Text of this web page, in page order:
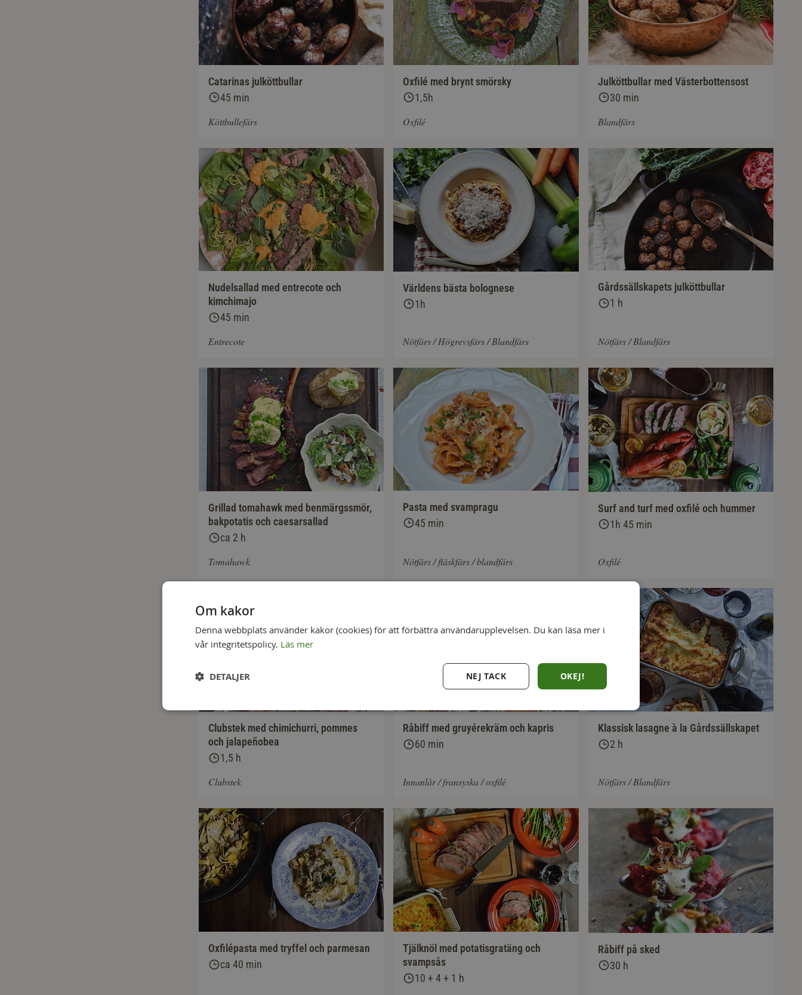
Catarinas julköttbullar
45 min
Köttbullefärs
Oxfilé med brynt smörsky
1,5h
Oxfilé
Julköttbullar med Västerbottensost
30 min
Blandfärs
Nudelsallad med entrecote och
kimchimajo
45 min
Entrecote
Världens bästa bolognese
1h
Nötfärs / Högrevsfärs / Blandfärs
Gårdssällskapets julköttbullar
1 h
Nötfärs / Blandfärs
Grillad tomahawk med benmärgssmör,
bakpotatis och caesarsallad
ca 2 h
Tomahawk
Pasta med svampragu
45 min
Nötfärs / fläskfärs / blandfärs
Surf and turf med oxfilé och hummer
1h 45 min
Oxfilé
Clubstek med chimichurri, pommes
och jalapeñobea
1,5 h
Clubstek
Råbiff med gruyérekräm och kapris
60 min
Innanlår / fransyska / oxfilé
Klassisk lasagne à la Gårdssällskapet
2 h
Nötfärs / Blandfärs
Oxfilépasta med tryffel och parmesan
ca 40 min
Tjälknöl med potatisgratäng och
svampsås
10 + 4 + 1 h
Råbiff på sked
30 h
Om kakor
Denna webbplats använder kakor (cookies) för att förbättra användarupplevelsen. Du kan läsa mer i
vår integritetspolicy. Läs mer
OKEJ!
NEJ TACK
DETALJER